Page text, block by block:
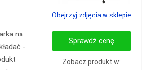
na
-
Obejrzyj zdjęcia w sklepie
Sprawdź cenę
Zobacz produkt w: